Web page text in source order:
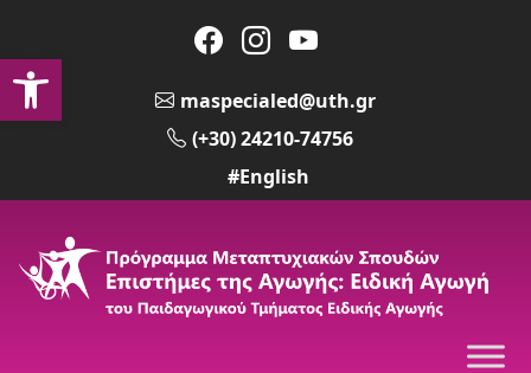
Ανοίξτε τη γραμμή εργαλείων
maspecialed@uth.gr
(+30) 24210-74756
#English